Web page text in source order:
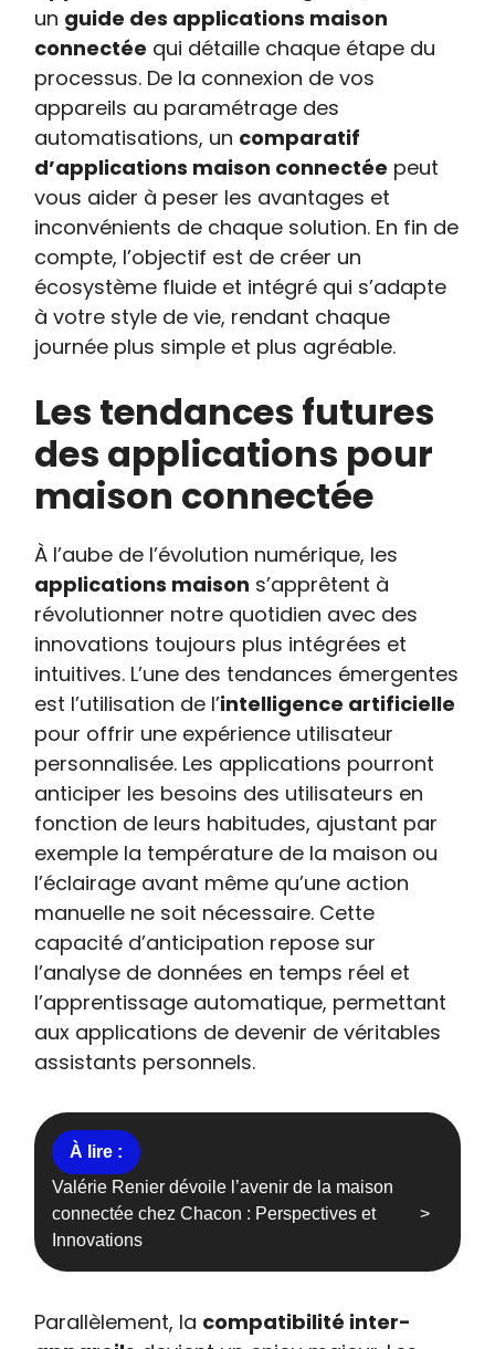
un guide des applications maison
connectée qui détaille chaque étape du
processus. De la connexion de vos
appareils au paramétrage des
automatisations, un comparatif
d’applications maison connectée peut
vous aider à peser les avantages et
inconvénients de chaque solution. En fin de
compte, l’objectif est de créer un
écosystème fluide et intégré qui s’adapte
à votre style de vie, rendant chaque
journée plus simple et plus agréable.
Les tendances futures
des applications pour
maison connectée
À l’aube de l’évolution numérique, les
applications maison s’apprêtent à
révolutionner notre quotidien avec des
innovations toujours plus intégrées et
intuitives. L’une des tendances émergentes
est l’utilisation de l’intelligence artificielle
pour offrir une expérience utilisateur
personnalisée. Les applications pourront
anticiper les besoins des utilisateurs en
fonction de leurs habitudes, ajustant par
exemple la température de la maison ou
l’éclairage avant même qu’une action
manuelle ne soit nécessaire. Cette
capacité d’anticipation repose sur
l’analyse de données en temps réel et
l’apprentissage automatique, permettant
aux applications de devenir de véritables
assistants personnels.
Valérie Renier dévoile l’avenir de la maison
connectée chez Chacon : Perspectives et
Innovations
Parallèlement, la compatibilité inter-